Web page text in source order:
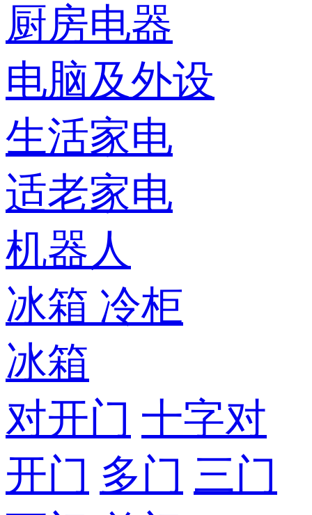
厨房电器
电脑及外设
生活家电
适老家电
机器人
冰箱 冷柜
冰箱
对开门 十字对
开门 多门 三门